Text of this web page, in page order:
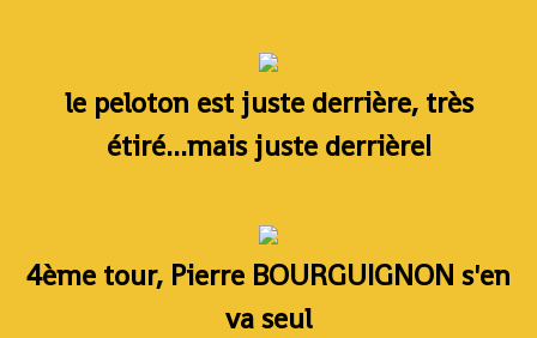
le peloton est juste derrière, très
étiré...mais juste derrière!
4ème tour, Pierre BOURGUIGNON s'en
va seul